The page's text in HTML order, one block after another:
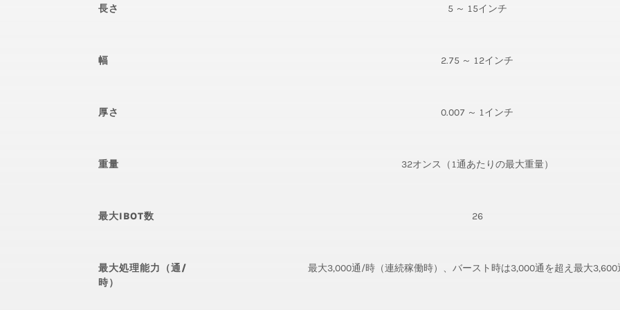
長さ 5 ～ 15インチ
幅 2.75 ～ 12インチ
厚さ 0.007 ～ 1インチ
重量 32オンス（1通あたりの最大重量）
最大IBOT数 26
最大処理能力（通/
時）
最大3,000通/時（連続稼働時）、バースト時は3,000通を超え最大3,600